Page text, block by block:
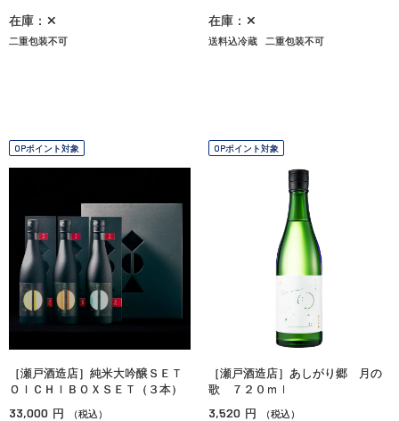
在庫：✕
二重包装不可
在庫：✕
送料込冷蔵 二重包装不可
OPポイント対象
［瀬戸酒造店］純米大吟醸ＳＥＴ
ＯＩＣＨＩＢＯＸＳＥＴ（３本）
33,000 円 （税込）
OPポイント対象
［瀬戸酒造店］あしがり郷 月の
歌 ７２０ｍｌ
3,520 円 （税込）